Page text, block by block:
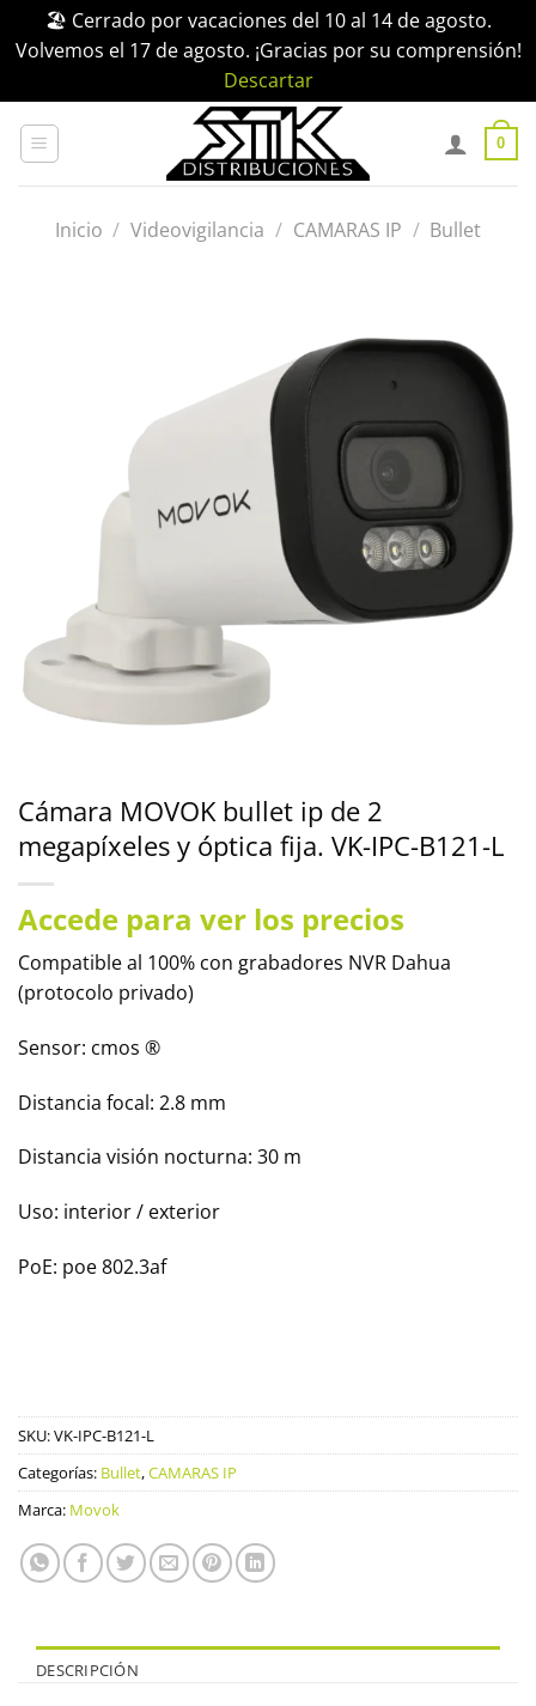
🏖️ Cerrado por vacaciones del 10 al 14 de agosto.
Volvemos el 17 de agosto. ¡Gracias por su comprensión!
Descartar
0
Inicio / Videovigilancia / CAMARAS IP / Bullet
Cámara MOVOK bullet ip de 2
megapíxeles y óptica fija. VK-IPC-B121-L
Accede para ver los precios
Compatible al 100% con grabadores NVR Dahua
(protocolo privado)
Sensor: cmos ®
Distancia focal: 2.8 mm
Distancia visión nocturna: 30 m
Uso: interior / exterior
PoE: poe 802.3af
SKU:VK-IPC-B121-L
Categorías: Bullet,CAMARAS IP
Marca: Movok
DESCRIPCIÓN